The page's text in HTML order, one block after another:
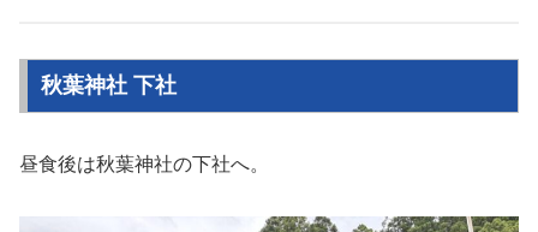
秋葉神社 下社
昼食後は秋葉神社の下社へ。